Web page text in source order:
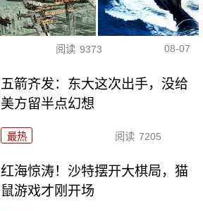
阅读 9373 08-07
五箭齐发：东大这次出手，没给
美方留半点幻想
最热 阅读 7205
红海惊涛！沙特摆开大棋局，猫
鼠游戏才刚开场